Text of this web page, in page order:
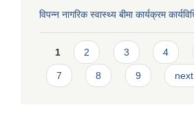
विपन्न नागरिक स्वास्थ्य बीमा कार्यक्रम
Pages
1 2 3 4
7 8 9 next